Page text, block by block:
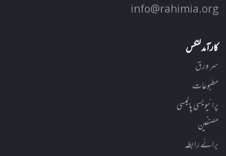
info@rahimia.org
کارآمد لنکس
سر ورق
مطبوعات
پرائیویسی پالیسی
مصنفین
برائے رابطہ